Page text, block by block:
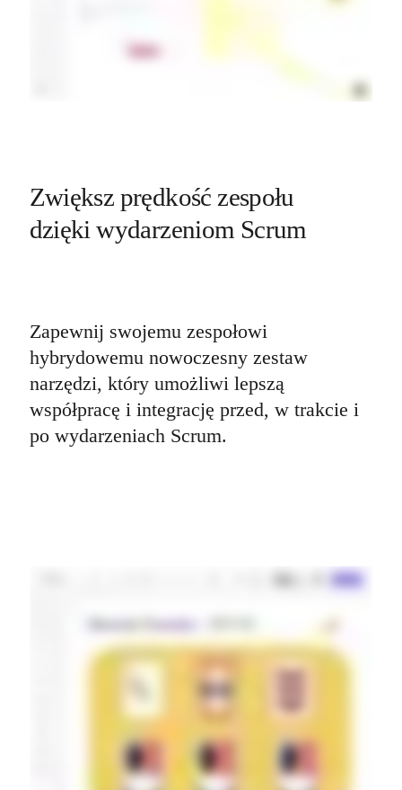
Zwiększ prędkość zespołu
dzięki wydarzeniom Scrum
Zapewnij swojemu zespołowi
hybrydowemu nowoczesny zestaw
narzędzi, który umożliwi lepszą
współpracę i integrację przed, w trakcie i
po wydarzeniach Scrum.